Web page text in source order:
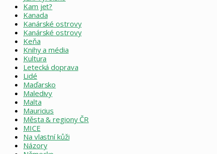
Kam jet?
Kanada
Kanárské ostrovy
Kanárské ostrovy
Keňa
Knihy a média
Kultura
Letecká doprava
Lidé
Maďarsko
Maledivy
Malta
Mauricius
Města & regiony ČR
MICE
Na vlastní kůži
Názory